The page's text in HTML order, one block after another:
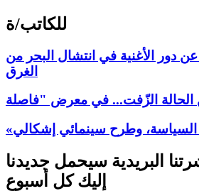
للكاتب/ة
دور الأغنية في انتشال البحر من
الغرق
السياسة، وطرح سينمائي إشكالي
البريدية سيحمل جديدنا
إليك كل أسبوع